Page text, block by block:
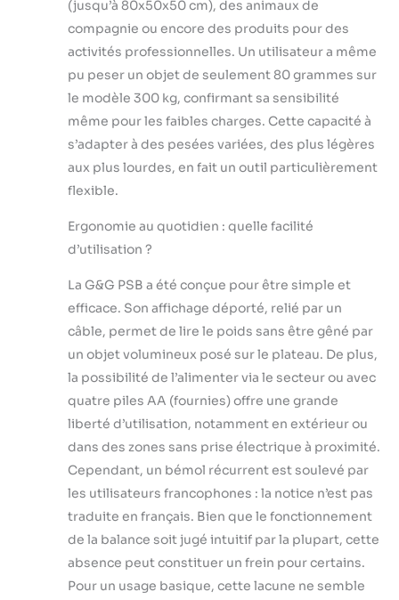
(jusqu’à 80x50x50 cm), des animaux de
compagnie ou encore des produits pour des
activités professionnelles. Un utilisateur a même
pu peser un objet de seulement 80 grammes sur
le modèle 300 kg, confirmant sa sensibilité
même pour les faibles charges. Cette capacité à
s’adapter à des pesées variées, des plus légères
aux plus lourdes, en fait un outil particulièrement
flexible.
Ergonomie au quotidien : quelle facilité
d’utilisation ?
La G&G PSB a été conçue pour être simple et
efficace. Son affichage déporté, relié par un
câble, permet de lire le poids sans être gêné par
un objet volumineux posé sur le plateau. De plus,
la possibilité de l’alimenter via le secteur ou avec
quatre piles AA (fournies) offre une grande
liberté d’utilisation, notamment en extérieur ou
dans des zones sans prise électrique à proximité.
Cependant, un bémol récurrent est soulevé par
les utilisateurs francophones : la notice n’est pas
traduite en français. Bien que le fonctionnement
de la balance soit jugé intuitif par la plupart, cette
absence peut constituer un frein pour certains.
Pour un usage basique, cette lacune ne semble